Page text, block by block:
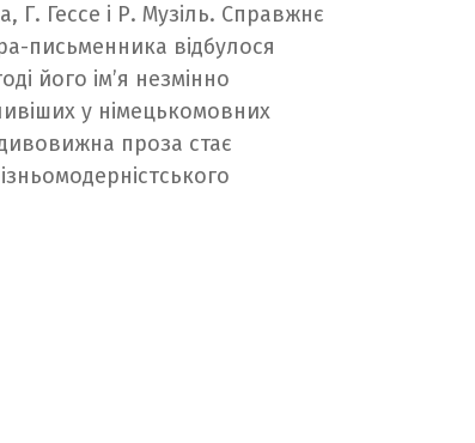
Гессе і Р. Музіль. Справжнє
письменника відбулося
його ім’я незмінно
у німецькомовних
проза стає